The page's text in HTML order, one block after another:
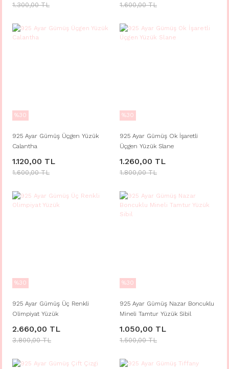
1.300,00 TL 1.600,00 TL
%30
925 Ayar Gümüş Üçgen Yüzük
Calantha
1.120,00 TL
1.600,00 TL
%30
925 Ayar Gümüş Ok İşaretli
Üçgen Yüzük Slane
1.260,00 TL
1.800,00 TL
%30
925 Ayar Gümüş Üç Renkli
Olimpiyat Yüzük
2.660,00 TL
3.800,00 TL
%30
925 Ayar Gümüş Nazar Boncuklu
Mineli Tamtur Yüzük Sibil
1.050,00 TL
1.500,00 TL